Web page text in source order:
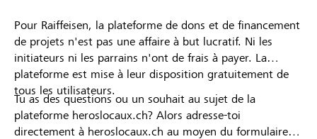
Pour Raiffeisen, la plateforme de dons et de financement
de projets n'est pas une affaire à but lucratif. Ni les
initiateurs ni les parrains n'ont de frais à payer. La
plateforme est mise à leur disposition gratuitement de
tous les utilisateurs.
Tu as des questions ou un souhait au sujet de la
plateforme heroslocaux.ch? Alors adresse-toi
directement à heroslocaux.ch au moyen du formulaire